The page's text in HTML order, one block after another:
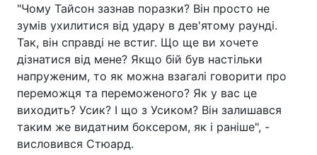
"Чому Тайсон зазнав поразки? Він просто не
зумів ухилитися від удару в дев'ятому раунді.
Так, він справді не встиг. Що ще ви хочете
дізнатися від мене? Якщо бій був настільки
напруженим, то як можна взагалі говорити про
переможця та переможеного? Як у вас це
виходить? Усик? І що з Усиком? Він залишався
таким же видатним боксером, як і раніше", -
висловився Стюард.